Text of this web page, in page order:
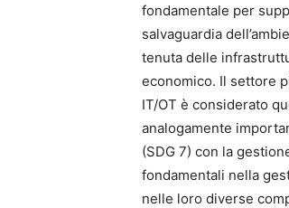
fondamentale per
salvaguardia
tenuta delle
economico. Il settore
IT/OT è considerato
analogamente
(SDG 7) con la
fondamentali nella
nelle loro diverse